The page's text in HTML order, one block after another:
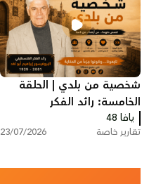
شخصية من بلدي | الحلقة
الخامسة: رائد الفكر
الفلسطيني البروفيسور
إبراهيم أبو لغد
يافا 48
تقارير خاصة 23/07/2026